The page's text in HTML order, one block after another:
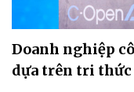
Doanh nghiệp
dựa trên tri